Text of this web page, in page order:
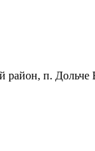
район, п.